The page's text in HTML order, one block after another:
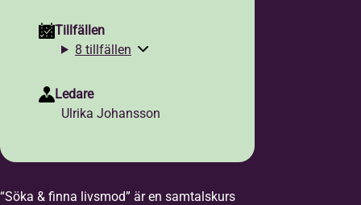
Tillfällen
8 tillfällen
Ledare
Ulrika Johansson
“Söka & finna livsmod” är en samtalskurs